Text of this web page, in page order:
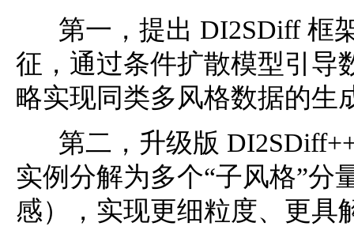
第一，提出 DI2SDiff 框
征，通过条件扩散模型引导
略实现同类多风格数据的生
第二，升级版
实例分解为多个“子风格”分
感），实现更细粒度、更具